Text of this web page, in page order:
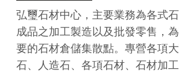
弘璽石材中心，主要業務為各式
成品之加工製造以及批發零售，
要的石材倉儲集散點。專營各項
石、人造石、各項石材、石材加